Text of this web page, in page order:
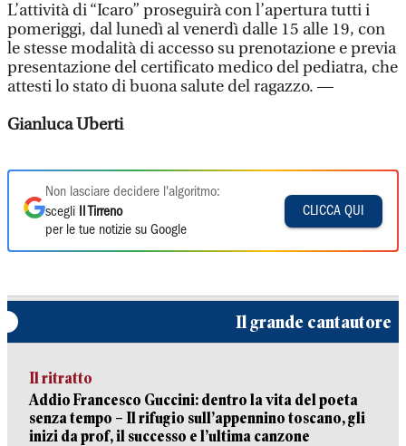
L’attività di “Icaro” proseguirà con l’apertura tutti i
pomeriggi, dal lunedì al venerdì dalle 15 alle 19, con
le stesse modalità di accesso su prenotazione e previa
presentazione del certificato medico del pediatra, che
attesti lo stato di buona salute del ragazzo. —
Gianluca Uberti
Non lasciare decidere l'algoritmo:
scegli
Il Tirreno
per le tue notizie su Google
CLICCA QUI
Il grande cantautore
Il ritratto
Addio Francesco Guccini: dentro la vita del poeta
senza tempo – Il rifugio sull’appennino toscano, gli
inizi da prof, il successo e l’ultima canzone